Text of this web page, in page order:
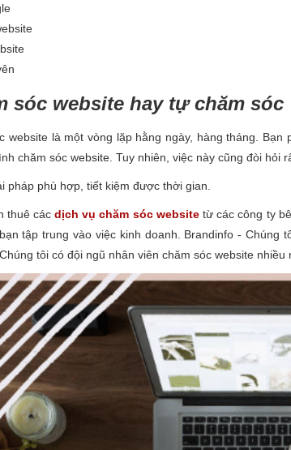
sóc website hay tự chăm sóc
website là một vòng lặp hằng ngày, hàng tháng.
chăm sóc website. Tuy nhiên, việc này cũng đòi hỏi
pháp phù hợp, tiết kiệm được thời gian.
thuê cácdịch vụ chăm sóc websitetừ các công ty
tập trung vào việc kinh doanh. Brandinfo - Chúng
tôi có đội ngũ nhân viên chăm sóc website